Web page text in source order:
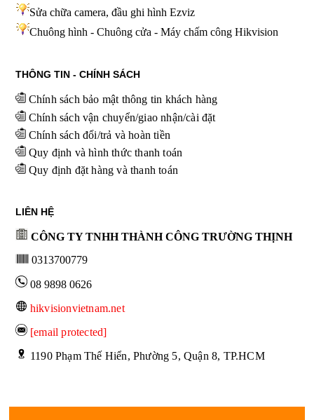
Sửa chữa camera, đầu ghi hình Ezviz
Chuông hình - Chuông cửa - Máy chấm công Hikvision
THÔNG TIN - CHÍNH SÁCH
Chính sách bảo mật thông tin khách hàng
Chính sách vận chuyển/giao nhận/cài đặt
Chính sách đổi/trả và hoàn tiền
Quy định và hình thức thanh toán
Quy định đặt hàng và thanh toán
LIÊN HỆ
CÔNG TY TNHH THÀNH CÔNG TRƯỜNG THỊNH
0313700779
08 9898 0626
hikvisionvietnam.net
[email protected]
1190 Phạm Thế Hiển, Phường 5, Quận 8, TP.HCM